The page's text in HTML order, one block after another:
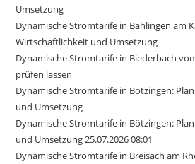
Umsetzung
Dynamische Stromtarife in Bahlingen am
Wirtschaftlichkeit und Umsetzung
Dynamische Stromtarife in Biederbach
prüfen lassen
Dynamische Stromtarife in Bötzingen:
und Umsetzung
Dynamische Stromtarife in Bötzingen:
und Umsetzung 25.07.2026 08:01
Dynamische Stromtarife in Breisach am